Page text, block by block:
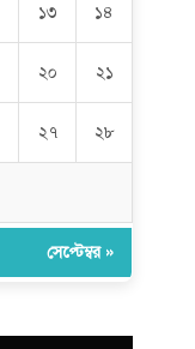
১৩ ১৪
২০ ২১
২৭ ২৮
সেপ্টেম্বর »